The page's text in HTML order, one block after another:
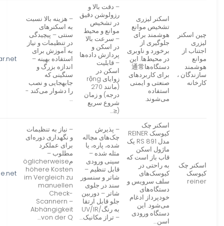
چین اسکنر
لیزری
اجتناب از
موانع
هوشمند
سازندگان ،
کارخانه
اسکنر لیزری
تشخیص موانع
هوشمند برای
جلوگیری از
برخورد و ناوبری
در محیط‌ها. این
دستگاه‌ها通常
برای کاربردهای
صنعتی و ایمنی
استفاده
می‌شوند.
– دقت بالا و
رزولوشن دقیق
در تشخیص
موانع و محیط
– سرعت بالا
در اسکن و
پردازش داده‌ها
– قابلیت
اسکن در
زوایای rộng
(مانند 270
درجه) و زمان
شروع سریع
(≤…
– هزینه بالا نسبت
به اسکنرهای
سنتی – پیچیدگی
در تنظیمات و نیاز
به آموزش برای
استفاده بهینه –
اندازه بزرگ و
سنگینی که
جابهجایی و نصب
را دشوار می‌کند -
…
اسکنر چک
کیوسک
reiner
اسکنر چک
کیوسک REINER
مدل RS 891 یک
ماژول اسکن
قاب باز است که
به راحتی در
کیوسک‌های
سلف سرویس و
دستگاه‌های
خودپرداز ادغام
می‌شود. این
دستگاه ورودی
اسن…
– پذیرش
چک‌های مچاله
شده، پاره، یا
مثله شده –
سینی ورودی
قابل تنظیم –
شاتر و سنسور
سند در جلوی
شاتر – دوربین
جلو قابل ارتقا
به رنگ/UV/IR
– تراز مکانیک…
– نیاز به تنظیمات
و نگهداری دوره‌ای
برای عملکرد
مطلوب –
مöglicherweise
höhere Kosten
im Vergleich zu
manuellen
Check-
Scannern –
Abhängigkeit
von der Q…